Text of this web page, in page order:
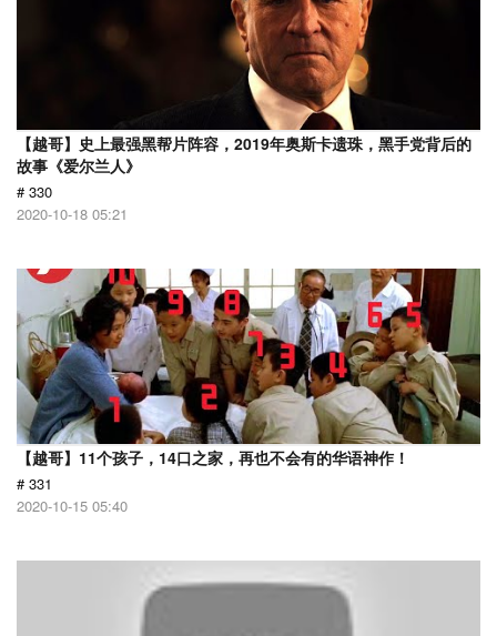
【越哥】史上最强黑帮片阵容，2019年奥斯卡遗珠，黑手党背后的
故事《爱尔兰人》
# 330
2020-10-18 05:21
【越哥】11个孩子，14口之家，再也不会有的华语神作！
# 331
2020-10-15 05:40